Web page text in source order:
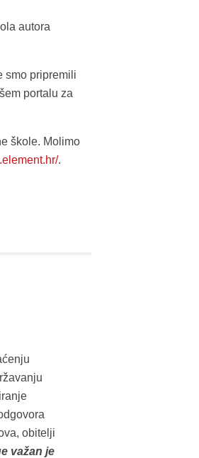
autora
smo pripremili
portalu za
škole. Molimo
.
obitelji
važan je